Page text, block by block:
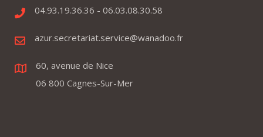
04.93.19.36.36 - 06.03.08.30.58
azur.secretariat.service@wanadoo.fr
60, avenue de Nice
06 800 Cagnes-Sur-Mer